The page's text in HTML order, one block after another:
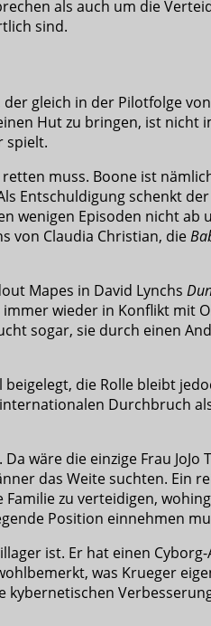
als auch um die
sind.
gleich in der Pilotfolge
Hut zu bringen, ist nicht
spielt.
muss. Boone ist
Entschuldigung schenkt
wenigen Episoden nicht
von Claudia Christian, die
Mapes in David Lynchs
wieder in Konflikt mit
sogar, sie durch einen
die Rolle bleibt
Durchbruch
wäre die einzige Frau
das Weite suchten. Ein
zu verteidigen,
Position einnehmen
ist. Er hat einen
was Krueger